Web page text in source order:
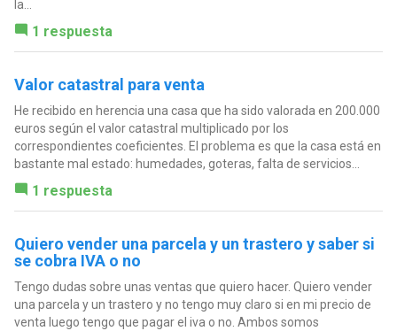
la...
1 respuesta
Valor catastral para venta
He recibido en herencia una casa que ha sido valorada en 200.000
euros según el valor catastral multiplicado por los
correspondientes coeficientes. El problema es que la casa está en
bastante mal estado: humedades, goteras, falta de servicios...
1 respuesta
Quiero vender una parcela y un trastero y saber si
se cobra IVA o no
Tengo dudas sobre unas ventas que quiero hacer. Quiero vender
una parcela y un trastero y no tengo muy claro si en mi precio de
venta luego tengo que pagar el iva o no. Ambos somos